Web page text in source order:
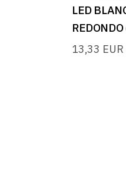
LED
13,33 EUR